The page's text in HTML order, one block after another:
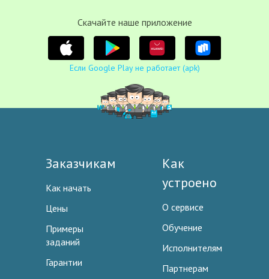
Cкачайте наше приложение
Если Google Play не работает (apk)
Заказчикам
Как начать
Цены
Примеры
заданий
Гарантии
Как
устроено
О сервисе
Обучение
Исполнителям
Партнерам